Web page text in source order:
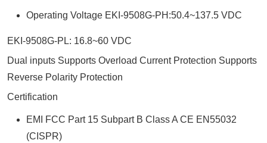
Operating Voltage EKI-9508G-PH:50.4~137.5 VDC
EKI-9508G-PL: 16.8~60 VDC
Dual inputs Supports Overload Current Protection Supports
Reverse Polarity Protection
Certification
EMI FCC Part 15 Subpart B Class A CE EN55032
(CISPR)